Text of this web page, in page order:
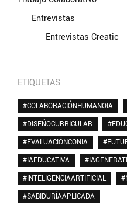
Entrevistas
Entrevistas Creatic
ETIQUETAS
#COLABORACIÓNHUMANOIA
#DISEÑOCURRICULAR
#EVALUACIÓNCONIA
#IAEDUCATIVA
#INTELIGENCIAARTIFICIAL
#SABIDURÍAAPLICADA